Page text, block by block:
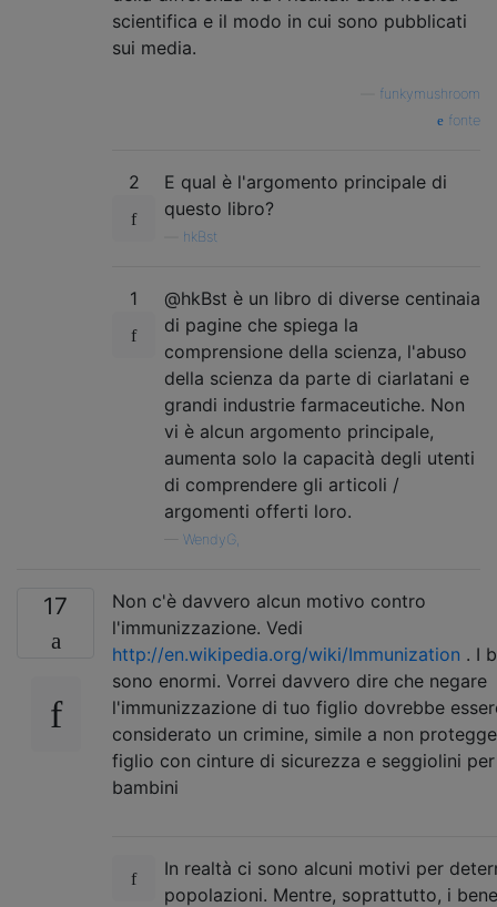
scientifica e il modo in cui sono pubblicati
sui media.
funkymushroom
fonte
2
E qual è l'argomento principale di
questo libro?
hkBst
1
@hkBst è un libro di diverse centinaia
di pagine che spiega la
comprensione della scienza, l'abuso
della scienza da parte di ciarlatani e
grandi industrie farmaceutiche. Non
vi è alcun argomento principale,
aumenta solo la capacità degli utenti
di comprendere gli articoli /
argomenti offerti loro.
WendyG,
17
Non c'è davvero alcun motivo contro
l'immunizzazione. Vedi
http://en.wikipedia.org/wiki/Immunization . I
sono enormi. Vorrei davvero dire che negare
l'immunizzazione di tuo figlio dovrebbe
considerato un crimine, simile a non
figlio con cinture di sicurezza e seggiolini per
bambini
In realtà ci sono alcuni motivi per
popolazioni. Mentre, soprattutto, i